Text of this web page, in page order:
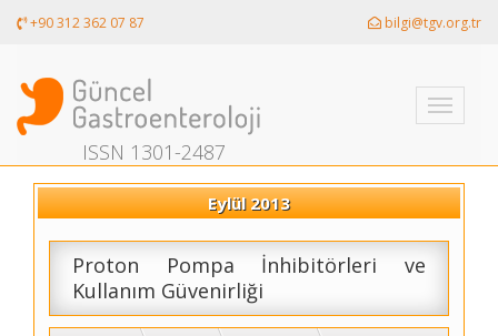
+90 312 362 07 87 bilgi@tgv.org.tr
Toggle
ISSN 1301-2487
Eylül 2013
Proton Pompa İnhibitörleri ve
Kullanım Güvenirliği